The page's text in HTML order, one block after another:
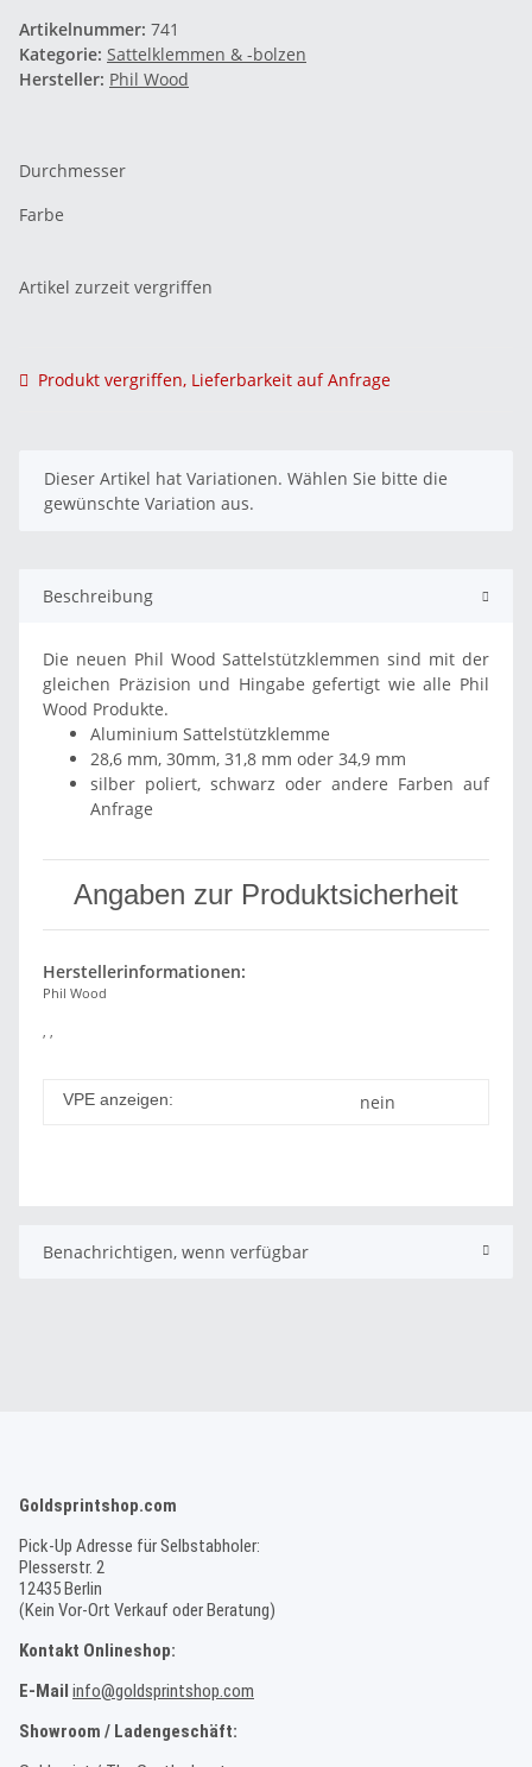
Artikelnummer: 741
Kategorie: Sattelklemmen & -bolzen
Hersteller: Phil Wood
Durchmesser
Farbe
Artikel zurzeit vergriffen
Produkt vergriffen, Lieferbarkeit auf Anfrage
x
Dieser Artikel hat Variationen. Wählen Sie bitte die
gewünschte Variation aus.
Beschreibung
Die neuen Phil Wood Sattelstützklemmen sind mit der
gleichen Präzision und Hingabe gefertigt wie alle Phil
Wood Produkte.
Aluminium Sattelstützklemme
28,6 mm, 30mm, 31,8 mm oder 34,9 mm
silber poliert, schwarz oder andere Farben auf
Anfrage
Angaben zur Produktsicherheit
Herstellerinformationen:
Phil Wood
VPE anzeigen: nein
Benachrichtigen, wenn verfügbar
Goldsprintshop.com
Pick-Up Adresse für Selbstabholer:
Plesserstr. 2
12435 Berlin
(Kein Vor-Ort Verkauf oder Beratung)
Kontakt Onlineshop:
E-Mail info@goldsprintshop.com
Showroom / Ladengeschäft: